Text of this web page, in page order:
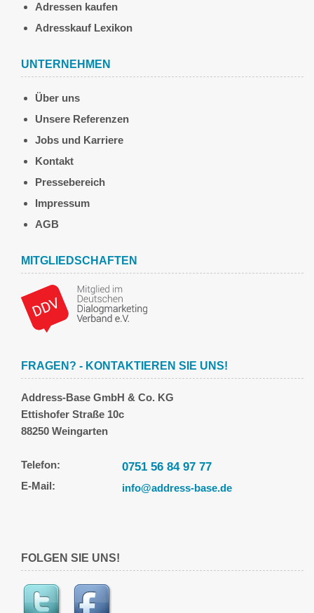
Adressen kaufen
Adresskauf Lexikon
UNTERNEHMEN
Über uns
Unsere Referenzen
Jobs und Karriere
Kontakt
Pressebereich
Impressum
AGB
MITGLIEDSCHAFTEN
FRAGEN? - KONTAKTIEREN SIE UNS!
Address-Base GmbH & Co. KG
Ettishofer Straße 10c
88250 Weingarten
Telefon: 0751 56 84 97 77
E-Mail: info@address-base.de
FOLGEN SIE UNS!